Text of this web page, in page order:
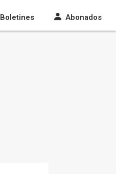
Boletines Abonados